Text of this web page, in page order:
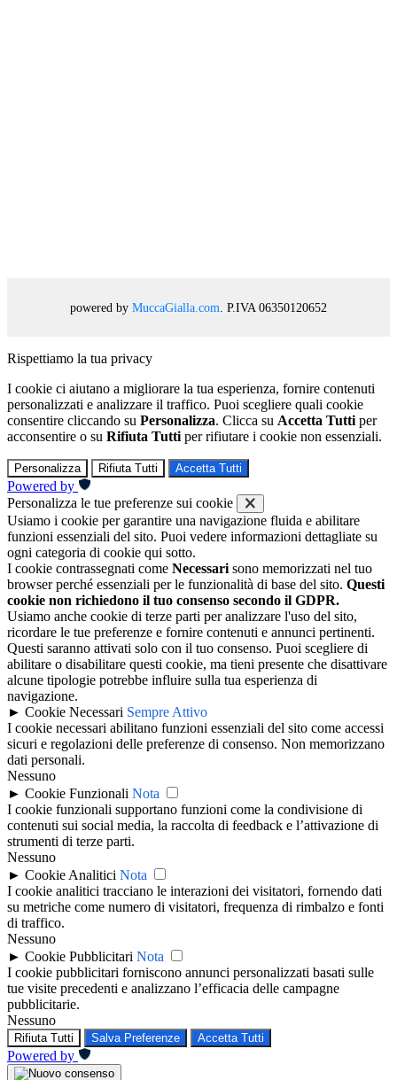
powered by MuccaGialla.com . P.IVA 06350120652
Rispettiamo la tua privacy
I cookie ci aiutano a migliorare la tua esperienza, fornire contenuti
personalizzati e analizzare il traffico. Puoi scegliere quali cookie
consentire cliccando su Personalizza. Clicca su Accetta Tutti per
acconsentire o su Rifiuta Tutti per rifiutare i cookie non essenziali.
Personalizza Rifiuta Tutti Accetta Tutti
Powered by
Personalizza le tue preferenze sui cookie
Usiamo i cookie per garantire una navigazione fluida e abilitare
funzioni essenziali del sito. Puoi vedere informazioni dettagliate su
ogni categoria di cookie qui sotto.
I cookie contrassegnati come Necessari sono memorizzati nel tuo
browser perché essenziali per le funzionalità di base del sito. Questi
cookie non richiedono il tuo consenso secondo il GDPR.
Usiamo anche cookie di terze parti per analizzare l'uso del sito,
ricordare le tue preferenze e fornire contenuti e annunci pertinenti.
Questi saranno attivati solo con il tuo consenso. Puoi scegliere di
abilitare o disabilitare questi cookie, ma tieni presente che disattivare
alcune tipologie potrebbe influire sulla tua esperienza di
navigazione.
► Cookie Necessari Sempre Attivo
I cookie necessari abilitano funzioni essenziali del sito come accessi
sicuri e regolazioni delle preferenze di consenso. Non memorizzano
dati personali.
Nessuno
► Cookie Funzionali Nota
I cookie funzionali supportano funzioni come la condivisione di
contenuti sui social media, la raccolta di feedback e l’attivazione di
strumenti di terze parti.
Nessuno
► Cookie Analitici Nota
I cookie analitici tracciano le interazioni dei visitatori, fornendo dati
su metriche come numero di visitatori, frequenza di rimbalzo e fonti
di traffico.
Nessuno
► Cookie Pubblicitari Nota
I cookie pubblicitari forniscono annunci personalizzati basati sulle
tue visite precedenti e analizzano l’efficacia delle campagne
pubblicitarie.
Nessuno
Rifiuta Tutti Salva Preferenze Accetta Tutti
Powered by